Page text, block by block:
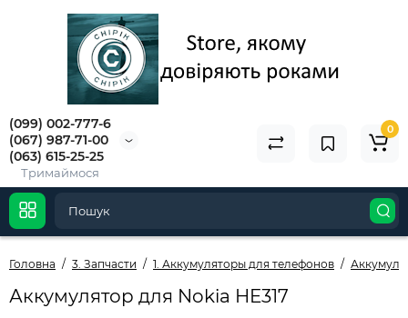
(099) 002-777-6
(067) 987-71-00
(063) 615-25-25
Тримаймося
0
Головна 3. Запчасти 1. Аккумуляторы для телефонов
Аккумулятор для Nokia HE317